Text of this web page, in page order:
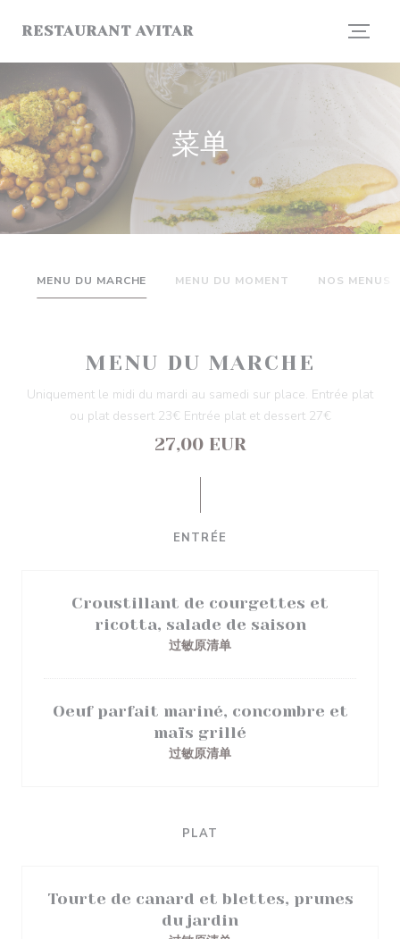
RESTAURANT AVITAR
菜单
MENU DU MARCHE MENU DU MOMENT NOS MENUS
MENU DU MARCHE
Uniquement le midi du mardi au samedi sur place. Entrée plat
ou plat dessert 23€ Entrée plat et dessert 27€
27,00 EUR
ENTRÉE
Croustillant de courgettes et
ricotta, salade de saison
过敏原清单
Oeuf parfait mariné, concombre et
maïs grillé
过敏原清单
PLAT
Tourte de canard et blettes, prunes
du jardin